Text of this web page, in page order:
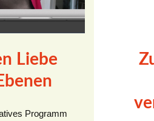
Liebe
Programm